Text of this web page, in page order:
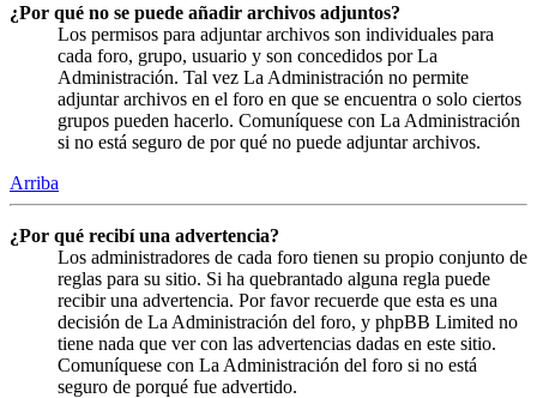
¿Por qué no se puede añadir archivos adjuntos?
Los permisos para adjuntar archivos son individuales para
cada foro, grupo, usuario y son concedidos por La
Administración. Tal vez La Administración no permite
adjuntar archivos en el foro en que se encuentra o solo ciertos
grupos pueden hacerlo. Comuníquese con La Administración
si no está seguro de por qué no puede adjuntar archivos.
Arriba
¿Por qué recibí una advertencia?
Los administradores de cada foro tienen su propio conjunto de
reglas para su sitio. Si ha quebrantado alguna regla puede
recibir una advertencia. Por favor recuerde que esta es una
decisión de La Administración del foro, y phpBB Limited no
tiene nada que ver con las advertencias dadas en este sitio.
Comuníquese con La Administración del foro si no está
seguro de porqué fue advertido.